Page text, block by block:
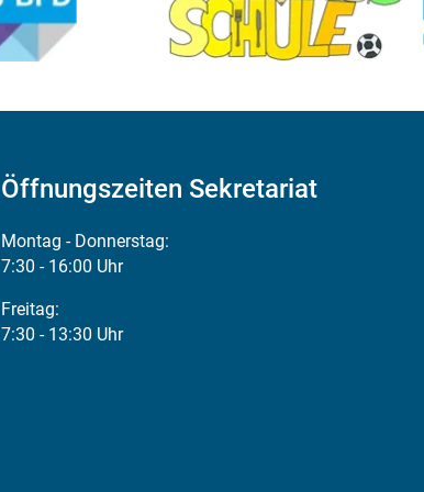
Öffnungszeiten Sekretariat
Montag - Donnerstag:
7:30 - 16:00 Uhr
Freitag:
7:30 - 13:30 Uhr